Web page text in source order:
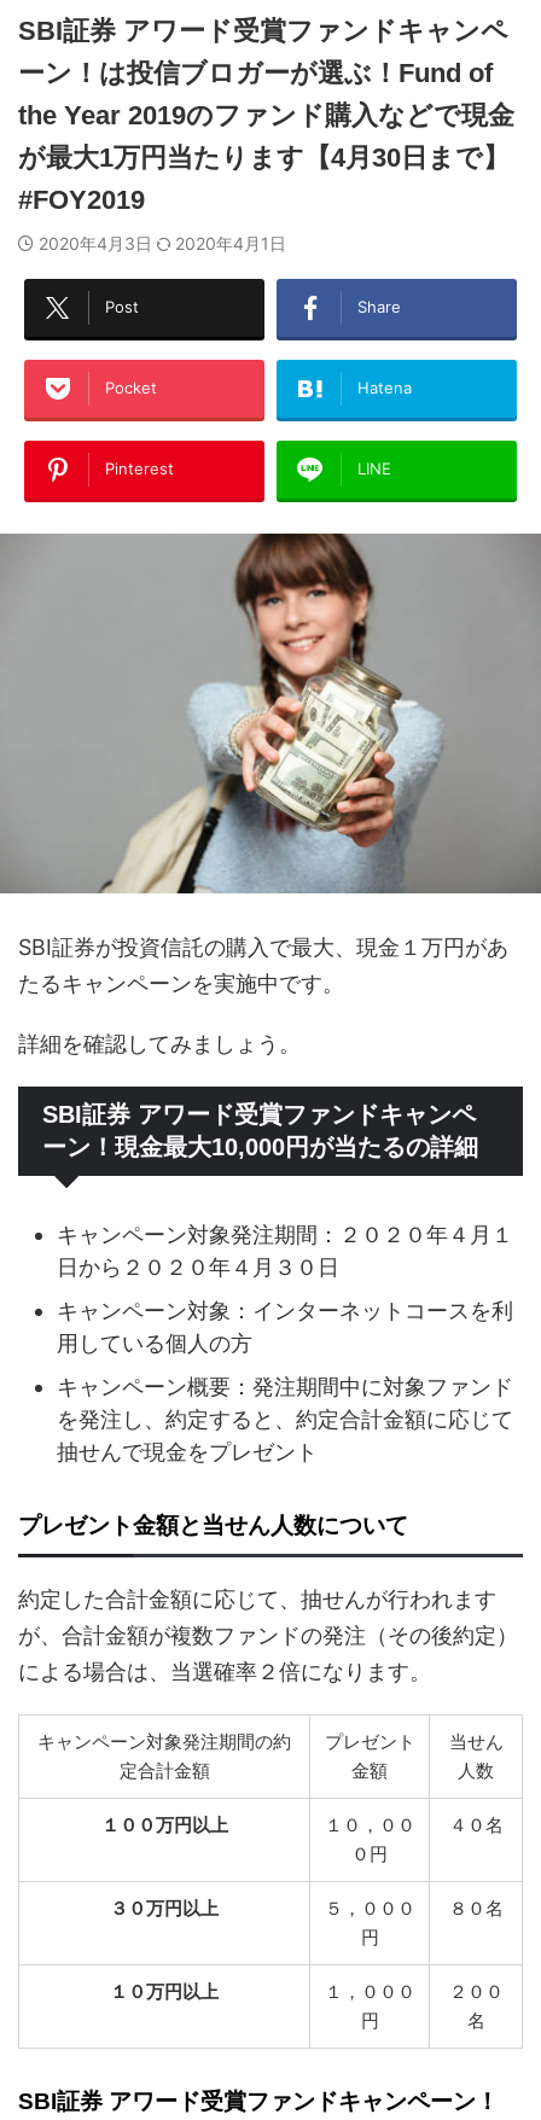
SBI証券 アワード受賞ファンドキャンペ
ーン！は投信ブロガーが選ぶ！Fund of
the Year 2019のファンド購入などで現金
が最大1万円当たります【4月30日まで】
#FOY2019
2020年4月3日 2020年4月1日
Post Share
Pocket Hatena
Pinterest LINE
SBI証券が投資信託の購入で最大、現金１万円があ
たるキャンペーンを実施中です。
詳細を確認してみましょう。
SBI証券 アワード受賞ファンドキャンペ
ーン！現金最大10,000円が当たるの詳細
キャンペーン対象発注期間：２０２０年４月１
日から２０２０年４月３０日
キャンペーン対象：インターネットコースを利
用している個人の方
キャンペーン概要：発注期間中に対象ファンド
を発注し、約定すると、約定合計金額に応じて
抽せんで現金をプレゼント
プレゼント金額と当せん人数について
約定した合計金額に応じて、抽せんが行われます
が、合計金額が複数ファンドの発注（その後約定）
による場合は、当選確率２倍になります。
キャンペーン対象発注期間の約
定合計金額
プレゼント
金額
当せん
人数
１００万円以上
１０，００
０円
４０名
３０万円以上
５，０００
円
８０名
１０万円以上
１，０００
円
２００
名
SBI証券 アワード受賞ファンドキャンペーン！